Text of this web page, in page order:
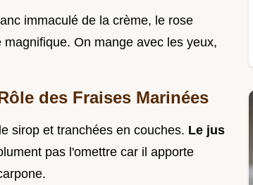
immaculé de la crème, le rose
On mange avec les yeux,
des Fraises Marinées
sirop et tranchées en couches. Le jus
pas l'omettre car il apporte